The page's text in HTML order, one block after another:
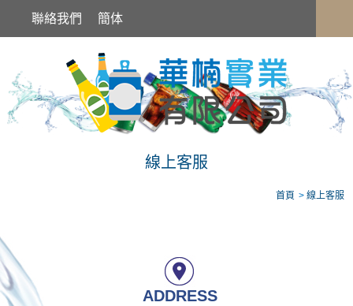
聯絡我們 簡体
線上客服
首頁 線上客服
ADDRESS